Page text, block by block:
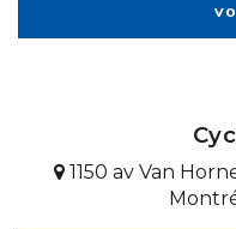
1150 av Van